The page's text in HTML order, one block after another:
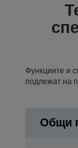
Функциите и
подлежат на
Общи